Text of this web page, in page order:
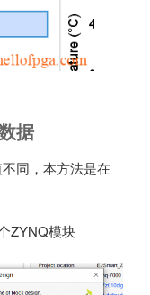
据
同，本方法是在
ZYNQ模块